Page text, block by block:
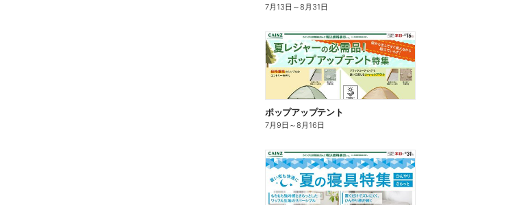
7月13日 ～8月31日
ポップアップテント
7月9日 ～8月16日